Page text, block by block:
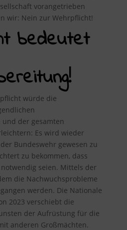
vorangetrieben
wir: Nein zur Wehrpflicht!
bedeutet
würde die
der gesamten
Es wird wieder
Bundeswehr gewesen zu
zu bekommen, dass
seien. Mittels der
die Nachwuchsprobleme
werden. Die Nationale
2023 verschiebt die
der Aufrüstung für die
anderen Großmächten.